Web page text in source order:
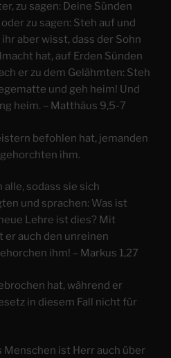
zu sagen: Deine Sünden
zu sagen: Steh auf und
aber wisst, dass der Sohn
hat, auf Erden Sünden
er zu dem Gelähmten: Steh
und geh heim! Und
heim. – Matthäus 9,5-7
befohlen hat, jemanden
ihm.
sodass sie sich
und sprachen: Was ist
Lehre ist dies? Mit
auch den unreinen
ihm! – Markus 1,27
hat, während er
in diesem Fall nicht für
Menschen ist Herr auch über